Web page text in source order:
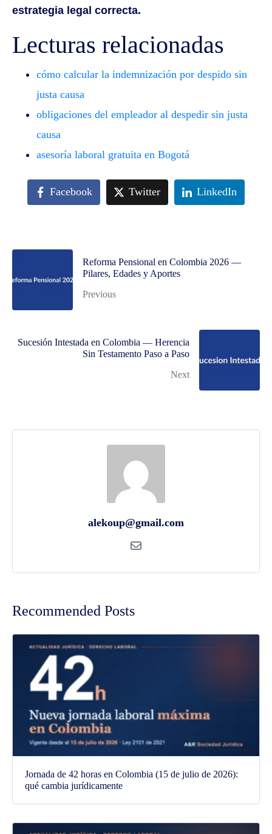
estrategia legal correcta.
Lecturas relacionadas
cómo calcular la indemnización por despido sin
justa causa
obligaciones del empleador al despedir sin justa
causa
asesoría laboral gratuita en Bogotá
Facebook Twitter LinkedIn
Reforma Pensional en Colombia 2026 —
Pilares, Edades y Aportes
Previous
Sucesión Intestada en Colombia — Herencia
Sin Testamento Paso a Paso
Next
alekoup@gmail.com
Recommended Posts
Jornada de 42 horas en Colombia (15 de julio de 2026):
qué cambia jurídicamente